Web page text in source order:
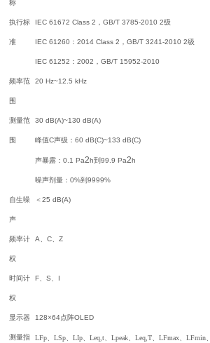
称
执行标
准
IEC 61672 Class 2，GB/T 3785-2010 2级
IEC 61260：2014 Class 2，GB/T 3241-2010 2级
IEC 61252：2002，GB/T 15952-2010
频率范
围
20 Hz~12.5 kHz
测量范
围
30 dB(A)~130 dB(A)
峰值C声级：60 dB(C)~133 dB(C)
声暴露：0.1 Pa2h到99.9 Pa2h
噪声剂量：0%到9999%
自生噪
声
＜25 dB(A)
频率计
权
A、C、Z
时间计
权
F、S、I
显示器 128×64点阵OLED
测量指 LFp、LSp、LIp、Leq,t、Lpeak、Leq,T、LFmax、LFmin、